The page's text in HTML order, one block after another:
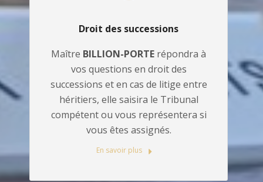
Droit des successions
Maître BILLION-PORTE répondra à
vos questions en droit des
successions et en cas de litige entre
héritiers, elle saisira le Tribunal
compétent ou vous représentera si
vous êtes assignés.
En savoir plus